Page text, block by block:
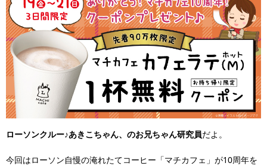
ローソンクルー♪あきこちゃん、のお兄ちゃん研究員だよ。
今回はローソン自慢の淹れたてコーヒー「マチカフェ」が10周年を